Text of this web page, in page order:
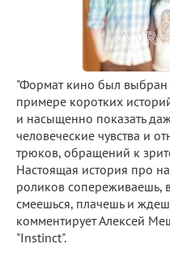
"Формат кино был выбран
примере коротких
и насыщенно показать
человеческие чувства и
трюков, обращений к
Настоящая история про
роликов сопереживаешь,
смеешься, плачешь и
комментирует Алексей
"Instinct".